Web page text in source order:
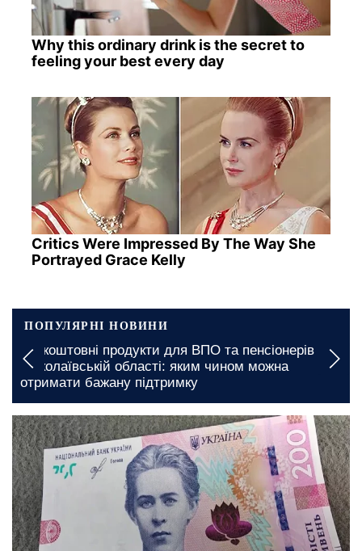
Why this ordinary drink is the secret to
feeling your best every day
Critics Were Impressed By The Way She
Portrayed Grace Kelly
ПОПУЛЯРНІ НОВИНИ
Підвищення тарифів на комунальні послуги в
Полтавській області: з якою вартістю мешканці
стикнуться у платіжках
вчора, 23:00